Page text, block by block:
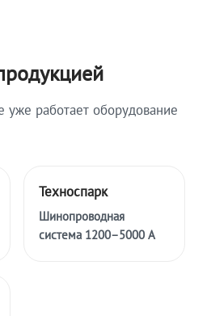
уже работает оборудование
Техноспарк
Шинопроводная
система 1200–5000 А